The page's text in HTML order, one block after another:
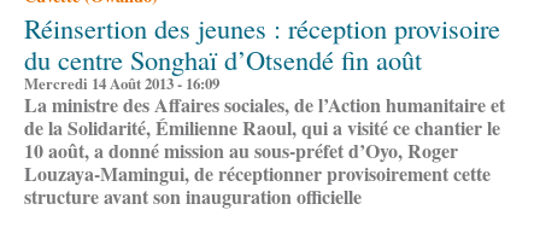
Réinsertion des jeunes : réception provisoire
du centre Songhaï d’Otsendé fin août
Mercredi 14 Août 2013 - 16:09
La ministre des Affaires sociales, de l’Action humanitaire et
de la Solidarité, Émilienne Raoul, qui a visité ce chantier le
10 août, a donné mission au sous-préfet d’Oyo, Roger
Louzaya-Mamingui, de réceptionner provisoirement cette
structure avant son inauguration officielle